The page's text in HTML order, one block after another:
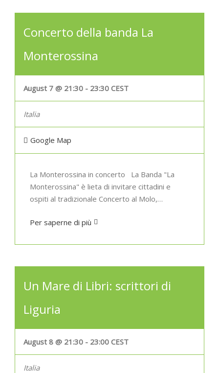
Concerto della banda La
Monterossina
August 7 @ 21:30 - 23:30 CEST
Italia
Google Map
La Monterossina in concerto La Banda "La
Monterossina" è lieta di invitare cittadini e
ospiti al tradizionale Concerto al Molo,…
Per saperne di più
Un Mare di Libri: scrittori di
Liguria
August 8 @ 21:30 - 23:00 CEST
Italia